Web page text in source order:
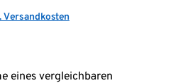
Versandkosten
eines vergleichbaren